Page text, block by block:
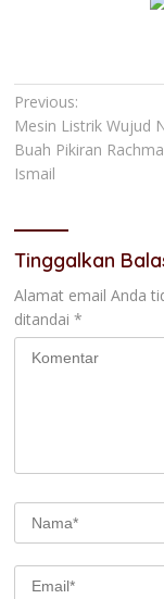
Navigasi
pos
Previous:
Mesin Listrik Wujud
Buah Pikiran
Ismail
Tinggalkan
Alamat email Anda
ditandai *